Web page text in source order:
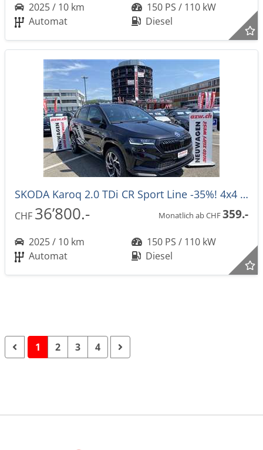
2025 / 10 km
150 PS / 110 kW
Automat
Diesel
SKODA Karoq 2.0 TDi CR Sport Line -35%! 4x4 DSG-Automat
CHF 36’800.- Monatlich ab CHF359.-
2025 / 10 km
150 PS / 110 kW
Automat
Diesel
1 2 3 4